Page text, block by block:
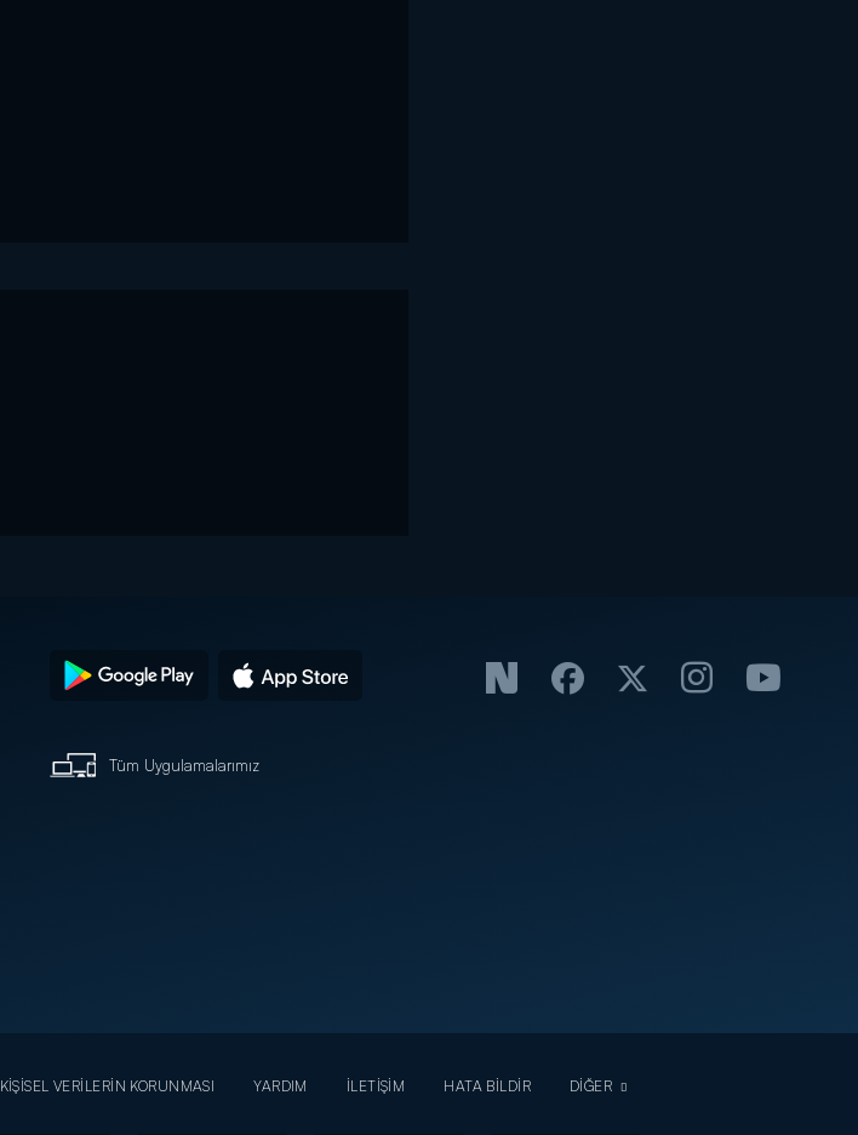
Tüm Uygulamalarımız
KİŞİSEL VERİLERİN KORUNMASI YARDIM İLETİŞİM HATA BİLDİR DİĞER